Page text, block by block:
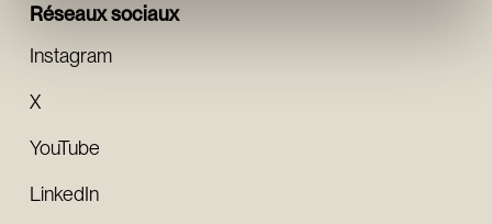
Réseaux sociaux
Instagram
X
YouTube
LinkedIn